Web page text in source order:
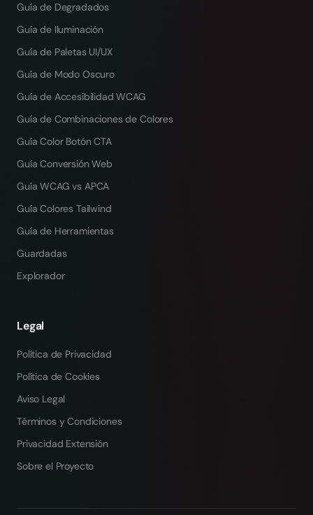
Guía de Degradados
Guía de Iluminación
Guía de Paletas UI/UX
Guía de Modo Oscuro
Guía de Accesibilidad WCAG
Guía de Combinaciones de Colores
Guía Color Botón CTA
Guía Conversión Web
Guía WCAG vs APCA
Guía Colores Tailwind
Guía de Herramientas
Guardadas
Explorador
Legal
Política de Privacidad
Política de Cookies
Aviso Legal
Términos y Condiciones
Privacidad Extensión
Sobre el Proyecto